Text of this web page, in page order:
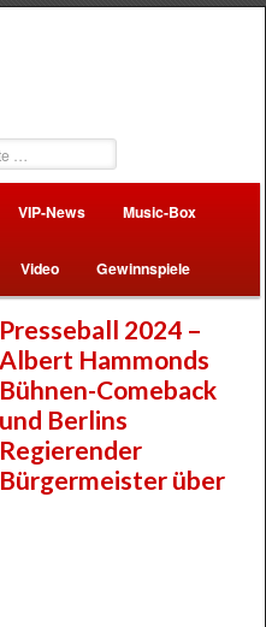
VIP-News Music-Box
Video Gewinnspiele
Presseball 2024 –
Albert Hammonds
Bühnen-Comeback
und Berlins
Regierender
Bürgermeister über